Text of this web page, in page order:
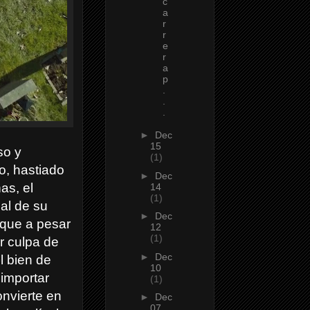
y
hastiado
el
de su
a pesar
culpa de
bien de
en
a
r
r
e
r
a
p
► Dec
15
(1)
► Dec
14
(1)
► Dec
12
(1)
► Dec
10
(1)
► Dec